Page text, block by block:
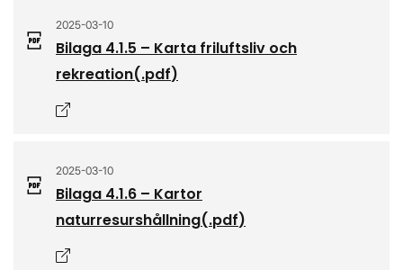
2025-03-10
Bilaga 4.1.5 – Karta friluftsliv och
rekreation(.pdf)
2025-03-10
Bilaga 4.1.6 – Kartor
naturresurshållning(.pdf)